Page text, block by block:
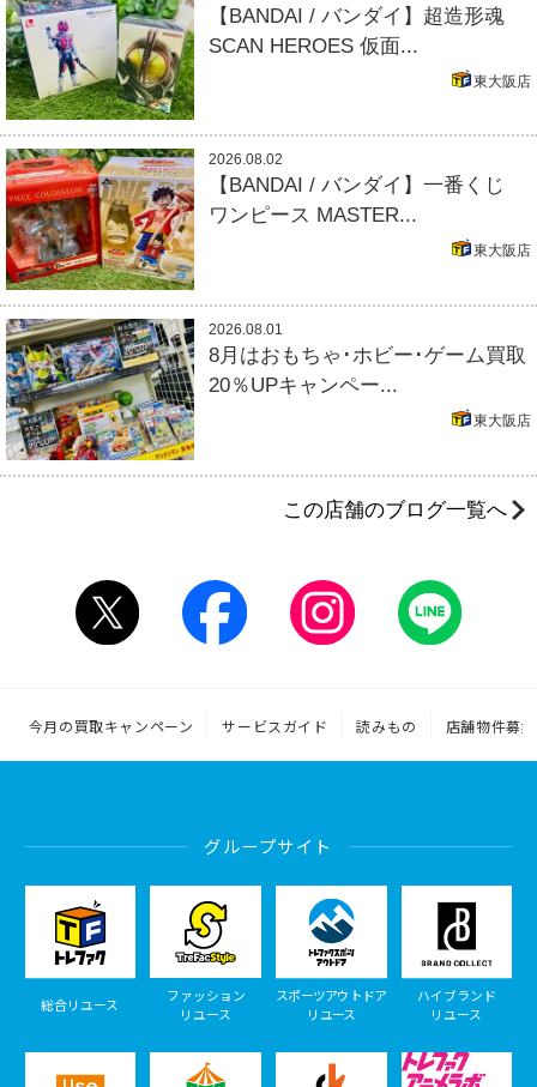
【BANDAI / バンダイ】超造形魂
SCAN HEROES 仮面...
東大阪店
2026.08.02
【BANDAI / バンダイ】一番くじ
ワンピース MASTER...
東大阪店
2026.08.01
8月はおもちゃ･ホビー･ゲーム買取
20％UPキャンペー...
東大阪店
この店舗のブログ一覧へ
今月の買取キャンペーン サービスガイド 読みもの 店舗物件募集
グループサイト
総合リユース
ファッション
リユース
スポーツアウトドア
リユース
ハイブランド
リユース